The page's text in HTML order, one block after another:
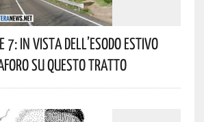
In Vista Dell’esodo Estivo
Su Questo Tratto